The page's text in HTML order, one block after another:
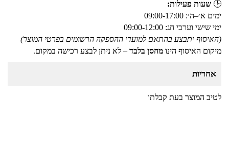
🕒 שעות פעילות:
ימים א׳–ה׳: 09:00-17:00
ימי שישי וערבי חג: 09:00-12:00
(האיסוף יתבצע בהתאם למועדי ההספקה הרשומים בפרטי המוצר)
מיקום האיסוף הינו מחסן בלבד – לא ניתן לבצע רכישה במקום.
אחריות
לטיב המוצר בעת קבלתו